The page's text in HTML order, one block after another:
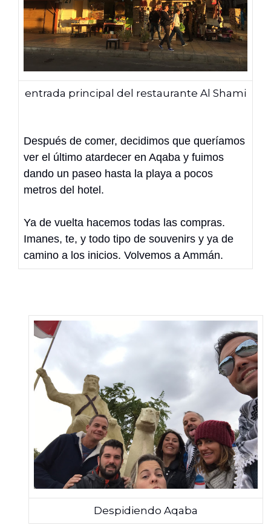
entrada principal del restaurante Al Shami
Después de comer, decidimos que queríamos
ver el último atardecer en Aqaba y fuimos
dando un paseo hasta la playa a pocos
metros del hotel.
Ya de vuelta hacemos todas las compras.
Imanes, te, y todo tipo de souvenirs y ya de
camino a los inicios. Volvemos a Ammán.
Despidiendo Aqaba